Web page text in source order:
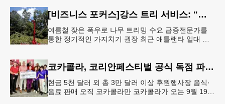
[비즈니스 포커스]강스 트리 서비스: "강풍에 부러질라"… 여름철 주택가 수목 관리 '비상'
여름철 잦은 폭우로 나무 트리밍 수요 급증전문가를
통한 정기적인 가지치기 권장 최근 애틀랜타 일대 주
코카콜라, 코리안페스티벌 공식 독점 파트너 참여
현금 5천 달러 외 총 3만 달러 이상 후원행사장 음식·
음료 판매 오직 코카콜라만 코카콜라가 오는 9월 19-